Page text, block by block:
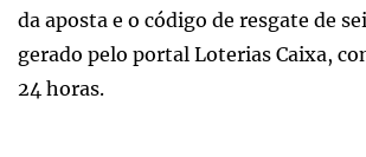
da aposta e o código de resgate de
gerado pelo portal Loterias Caixa,
24 horas.